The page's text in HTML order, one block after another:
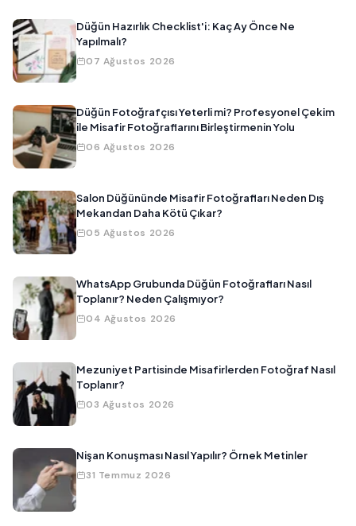
Düğün Hazırlık Checklist'i: Kaç Ay Önce Ne
Yapılmalı?
07 Ağustos 2026
Düğün Fotoğrafçısı Yeterli mi? Profesyonel Çekim
ile Misafir Fotoğraflarını Birleştirmenin Yolu
06 Ağustos 2026
Salon Düğününde Misafir Fotoğrafları Neden Dış
Mekandan Daha Kötü Çıkar?
05 Ağustos 2026
WhatsApp Grubunda Düğün Fotoğrafları Nasıl
Toplanır? Neden Çalışmıyor?
04 Ağustos 2026
Mezuniyet Partisinde Misafirlerden Fotoğraf Nasıl
Toplanır?
03 Ağustos 2026
Nişan Konuşması Nasıl Yapılır? Örnek Metinler
31 Temmuz 2026